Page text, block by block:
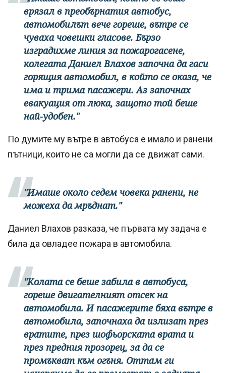
врязал в преобърнатия автобус,
автомобилът вече гореше, вътре се
чуваха човешки гласове. Бързо
изградихме линия за пожарогасене,
колегата Даниел Влахов започна да гаси
горящия автомобил, в който се оказа, че
има и трима пасажери. Аз започнах
евакуация от люка, защото той беше
най-удобен."
По думите му вътре в автобуса е имало и ранени
пътници, които не са могли да се движат сами.
"Имаше около седем човека ранени, не
можеха да мръднат."
Даниел Влахов разказа, че първата му задача е
била да овладее пожара в автомобила.
"Колата се беше забила в автобуса,
гореше двигателният отсек на
автомобила. И пасажерите бяха вътре в
автомобила, започнаха да излизат през
вратите, през шофьорската врата и
през предния прозорец, за да се
промъкват към огъня. Оттам ги